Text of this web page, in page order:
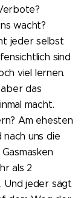
wacht?
jeder selbst
sind
viel lernen.
das
macht.
Am ehesten
uns die
als 2
Und jeder sägt